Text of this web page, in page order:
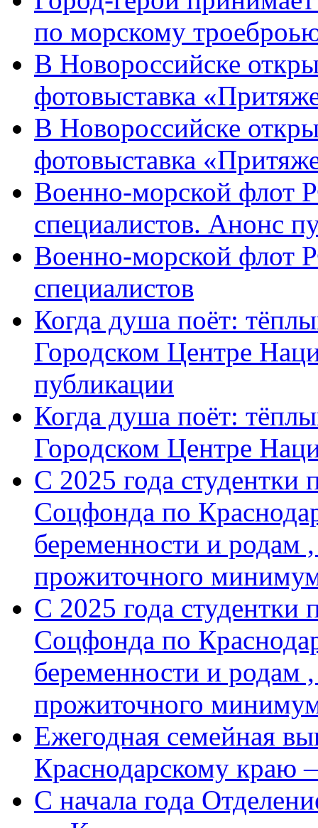
по морскому
В Новороссийске
фотовыставка
В Новороссийске
фотовыставка
Военно-морской флот
специалистов. Анонс
Военно-морской флот
специалистов
Когда душа поёт:
Городском Центре
публикации
Когда душа поёт:
Городском Центре
С 2025 года студентки
Соцфонда по
беременности и родам
прожиточного
С 2025 года студентки
Соцфонда по
беременности и родам
прожиточного
Ежегодная семейная
Краснодарскому краю
С начала года